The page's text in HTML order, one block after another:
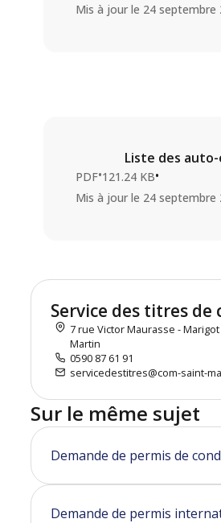
Mis à jour le 24 septembre
Liste des auto-
PDF•121.24 KB•
Mis à jour le 24 septembre
Service des titres de
7 rue Victor Maurasse - Marigot
Martin
0590 87 61 91
servicedestitres@com-saint-
Sur le même sujet
Demande de permis de
Demande de permis